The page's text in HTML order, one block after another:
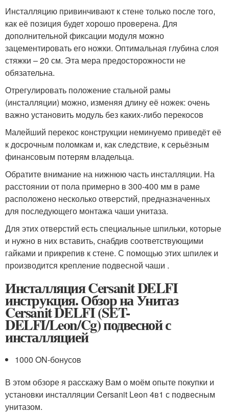
Инсталляцию привинчивают к стене только после того,
как её позиция будет хорошо проверена. Для
дополнительной фиксации модуля можно
зацементировать его ножки. Оптимальная глубина слоя
стяжки – 20 см. Эта мера предосторожности не
обязательна.
Отрегулировать положение стальной рамы
(инсталляции) можно, изменяя длину её ножек: очень
важно установить модуль без каких-либо перекосов
Малейший перекос конструкции неминуемо приведёт её
к досрочным поломкам и, как следствие, к серьёзным
финансовым потерям владельца.
Обратите внимание на нижнюю часть инсталляции. На
расстоянии от пола примерно в 300-400 мм в раме
расположено несколько отверстий, предназначенных
для последующего монтажа чаши унитаза.
Для этих отверстий есть специальные шпильки, которые
и нужно в них вставить, снабдив соответствующими
гайками и прикрепив к стене. С помощью этих шпилек и
производится крепление подвесной чаши .
Инсталляция Cersanit DELFI
инструкция. Обзор на Унитаз
Cersanit DELFI (SET-
DELFI/Leon/Cg) подвесной с
инсталляцией
1000 ON-бонусов
В этом обзоре я расскажу Вам о моём опыте покупки и
установки инсталляции Cersanit Leon 4в1 с подвесным
унитазом.